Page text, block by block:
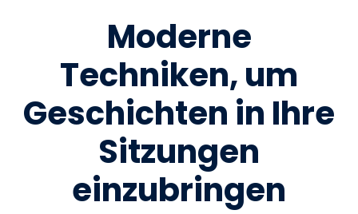
Moderne
Techniken, um
Geschichten in Ihre
Sitzungen
einzubringen